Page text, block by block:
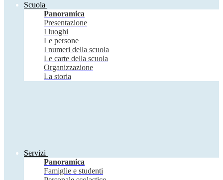
Scuola
Panoramica
Presentazione
I luoghi
Le persone
I numeri della scuola
Le carte della scuola
Organizzazione
La storia
Servizi
Panoramica
Famiglie e studenti